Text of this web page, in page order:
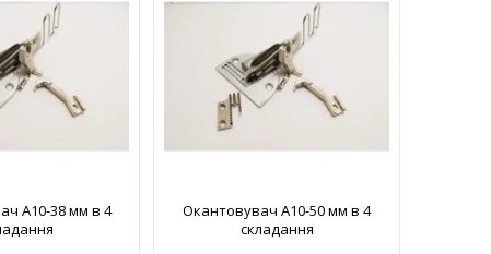
А10-38 мм в 4
Окантовувач А10-50 мм в 4
складання